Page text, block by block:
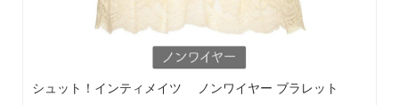
シュット！インティメイツ ノンワイヤー ブラレット